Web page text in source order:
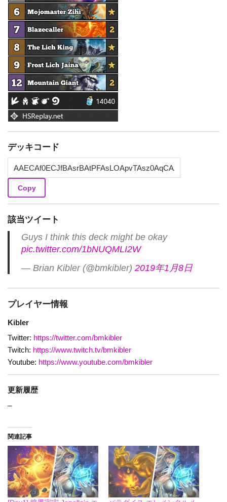
デッキコード
Copy
該当ツイート
Guys I think this deck might be okay
pic.twitter.com/1bNUQMLI2W
— Brian Kibler (@bmkibler) 2019年1月8日
プレイヤー情報
Kibler
Twitter: https://twitter.com/bmkibler
Twitch: https://www.twitch.tv/bmkibler
Youtube: https://www.youtube.com/bmkibler
更新履歴
–
関連記事